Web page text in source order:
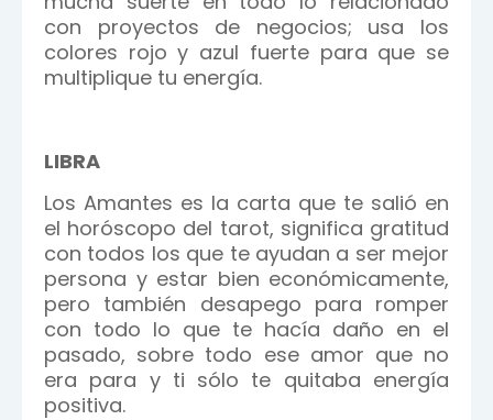
con proyectos de negocios; usa los
colores rojo y azul fuerte para que se
multiplique tu energía.
LIBRA
Los Amantes es la carta que te salió en
el horóscopo del tarot, significa gratitud
con todos los que te ayudan a ser mejor
persona y estar bien económicamente,
pero también desapego para romper
con todo lo que te hacía daño en el
pasado, sobre todo ese amor que no
era para y ti sólo te quitaba energía
positiva.